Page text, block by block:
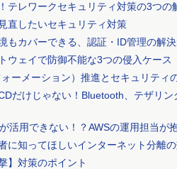
テレワークセキュリティ対策の3つの
直したいセキュリティ対策
もカバーできる、認証・ID管理の解
ウェイで防御不能な3つの侵入ケース
ーメーション）推進とセキュリティ
だけじゃない！Bluetooth、テザリ
活用できない！？AWSの運用担当が
に知ってほしいインターネット分離
】対策のポイント